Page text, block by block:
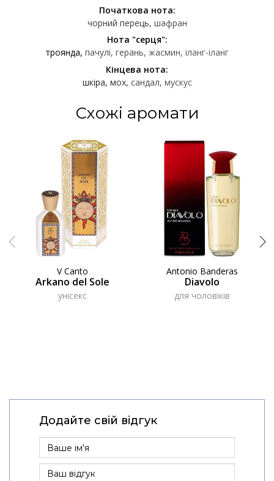
Початкова нота:
чорний перець шафран
Нота "серця":
троянда пачулі герань жасмин іланг-іланг
Кінцева нота:
шкіра мох сандал мускус
Схожі аромати
V Canto
Arkano del Sole
унісекс
Antonio Banderas
Diavolo
для чоловіків
Додайте свій відгук